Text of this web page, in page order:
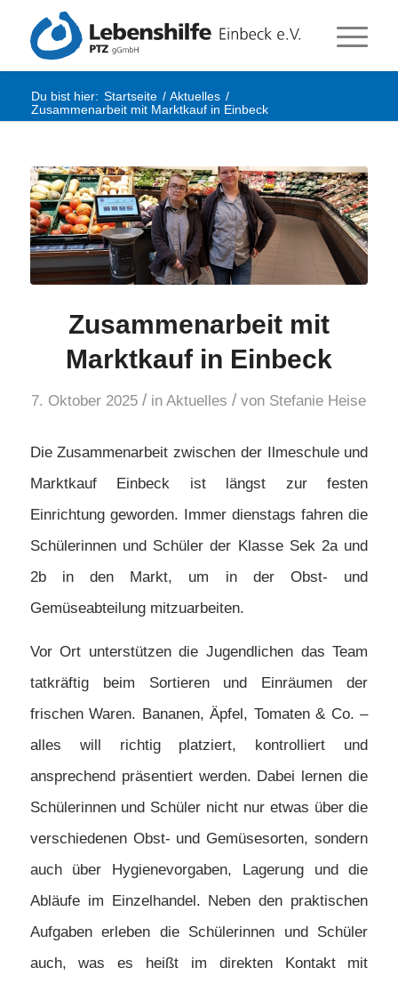
Du bist hier: Startseite / Aktuelles /
Zusammenarbeit mit Marktkauf in Einbeck
Zusammenarbeit mit
Marktkauf in Einbeck
7. Oktober 2025 / inAktuelles / von Stefanie Heise
Die Zusammenarbeit zwischen der Ilmeschule und
Marktkauf Einbeck ist längst zur festen
Einrichtung geworden. Immer dienstags fahren die
Schülerinnen und Schüler der Klasse Sek 2a und
2b in den Markt, um in der Obst- und
Gemüseabteilung mitzuarbeiten.
Vor Ort unterstützen die Jugendlichen das Team
tatkräftig beim Sortieren und Einräumen der
frischen Waren. Bananen, Äpfel, Tomaten & Co. –
alles will richtig platziert, kontrolliert und
ansprechend präsentiert werden. Dabei lernen die
Schülerinnen und Schüler nicht nur etwas über die
verschiedenen Obst- und Gemüsesorten, sondern
auch über Hygienevorgaben, Lagerung und die
Abläufe im Einzelhandel. Neben den praktischen
Aufgaben erleben die Schülerinnen und Schüler
auch, was es heißt im direkten Kontakt mit